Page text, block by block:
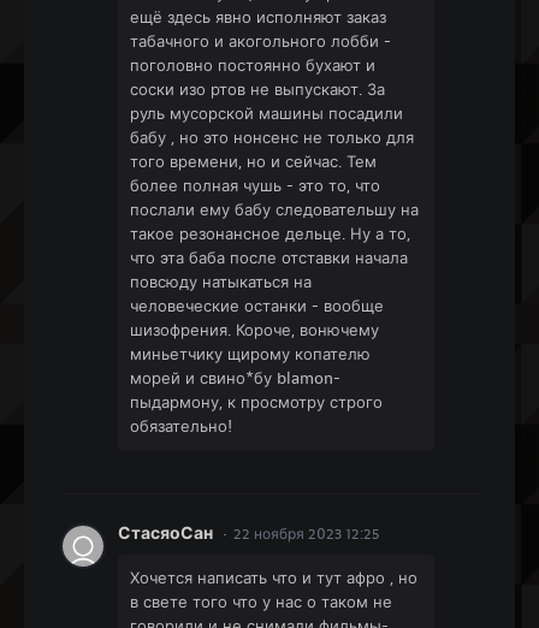
ещё здесь явно исполняют заказ
табачного и акогольного лобби -
поголовно постоянно бухают и
соски изо ртов не выпускают. За
руль мусорской машины посадили
бабу , но это нонсенс не только для
того времени, но и сейчас. Тем
более полная чушь - это то, что
послали ему бабу следовательшу на
такое резонансное дельце. Ну а то,
что эта баба после отставки начала
повсюду натыкаться на
человеческие останки - вообще
шизофрения. Короче, вонючему
миньетчику щирому копателю
морей и свино*бу blamon-
пыдармону, к просмотру строго
обязательно!
СтасяоСан 22 ноября 2023 12:25
Хочется написать что и тут афро , но
в свете того что у нас о таком не